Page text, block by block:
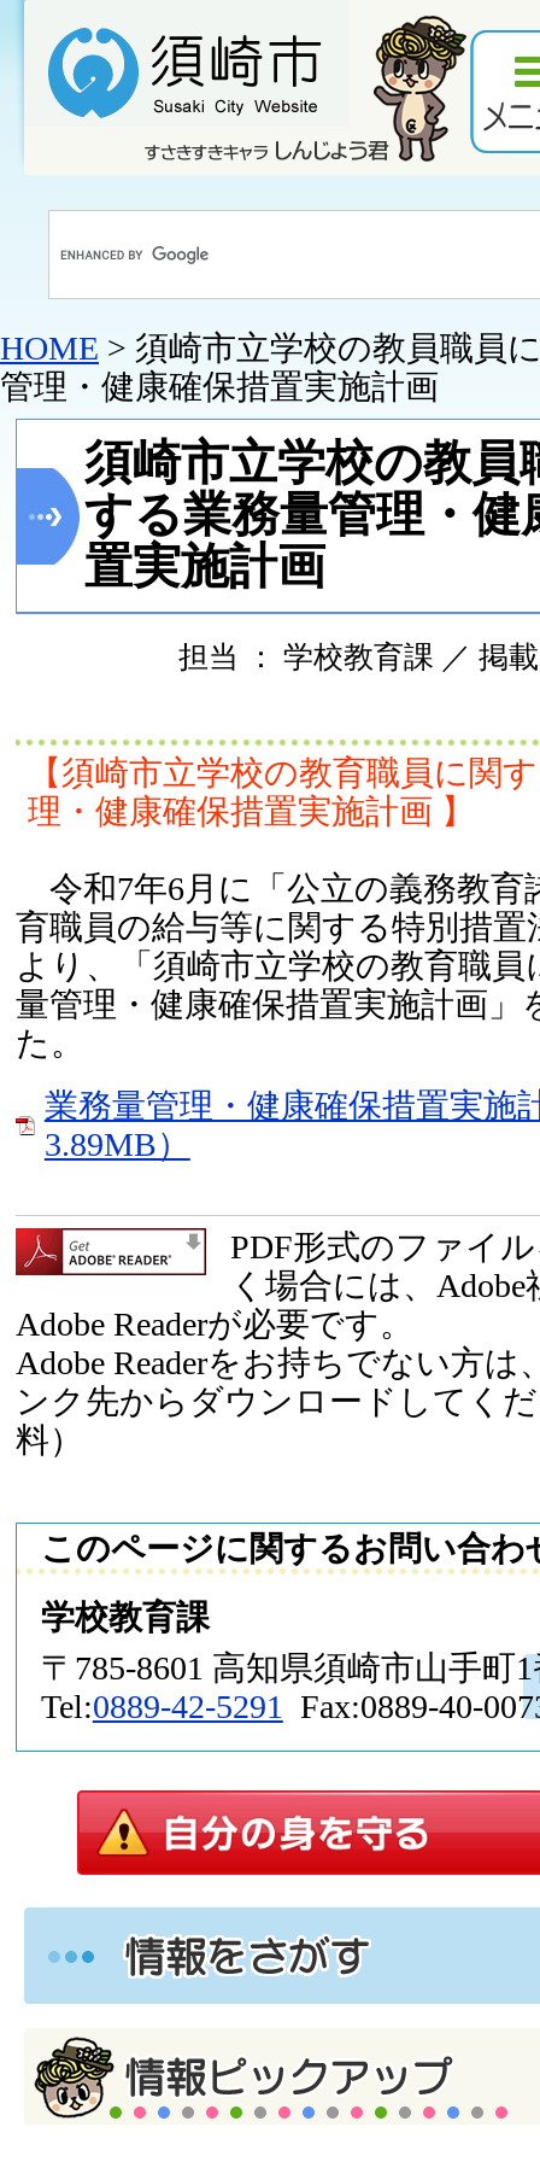
HOME > 須崎市立学校の教員職員
管理・健康確保措置実施計画
須崎市立学校の教員
する業務量管理・健
置実施計画
担当 ： 学校教育課 ／ 掲
【須崎市立学校の教育職員に関
理・健康確保措置実施計画 】
令和7年6月に「公立の義務教育
育職員の給与等に関する特別措置
より、「須崎市立学校の教育職員
量管理・健康確保措置実施計画」
た。
業務量管理・健康確保措置実施
3.89MB）
PDF形式のファイ
く場合には、
Adobe Readerが必要です。
Adobe Readerをお持ちでない方は
ンク先からダウンロードしてく
料）
このページに関するお問い合わ
学校教育課
〒785-8601 高知県須崎市山手町
Tel:0889-42-5291 Fax:0889-40-